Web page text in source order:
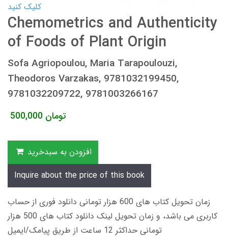
کلیک کنید
Chemometrics and Authenticity
of Foods of Plant Origin
Sofa Agriopoulou, Maria Tarapoulouzi,
Theodoros Varzakas, 9781032199450,
9781032209722, 9781003266167
500,000 تومان
افزودن به سبدخرید
Inquire about the price of this book
زمان تحویل کتاب های 600 هزار تومانی دانلود فوری از حساب
کاربری می باشد، و زمان تحویل لینک دانلود کتاب های 500 هزار
تومانی حداکثر 12 ساعت از طریق پیامک/ایمیل